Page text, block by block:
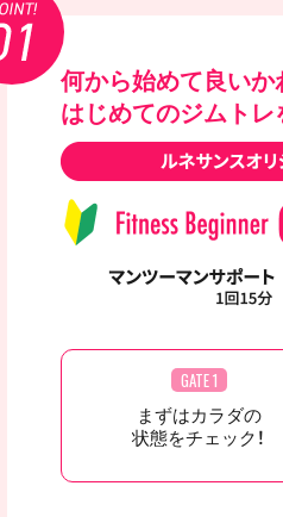
何から始めて良いか
はじめてのジムトレ
GATE 1
まずはカラダの
状態をチェック！